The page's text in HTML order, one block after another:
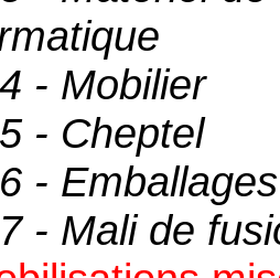
- Mobilier
- Cheptel
-
- Mali de